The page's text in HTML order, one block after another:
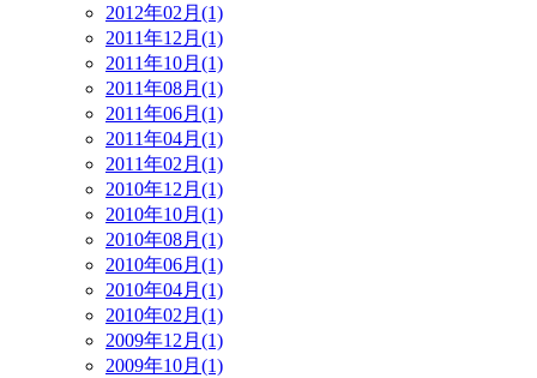
2012年02月(1)
2011年12月(1)
2011年10月(1)
2011年08月(1)
2011年06月(1)
2011年04月(1)
2011年02月(1)
2010年12月(1)
2010年10月(1)
2010年08月(1)
2010年06月(1)
2010年04月(1)
2010年02月(1)
2009年12月(1)
2009年10月(1)